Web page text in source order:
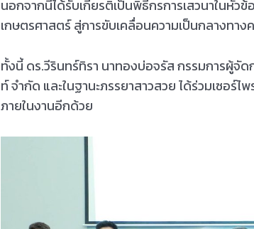
นอกจากนี้ได้รับเกียรติเป็นพิธีกรการเสวนาในหัว
เกษตรศาสตร์ สู่การขับเคลื่อนความเป็นกลางทาง
ทั้งนี้ ดร.วีรินทร์ทิรา นาทองบ่อจรัส กรรมการผู้จัด
ท์ จำกัด และในฐานะภรรยาสาวสวย ได้ร่วมเซอ
ภายในงานอีกด้วย